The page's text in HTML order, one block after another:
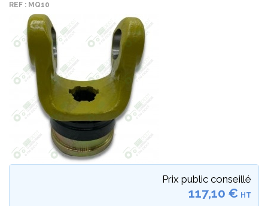
REF : MQ10
Prix public conseillé
117,10 € HT